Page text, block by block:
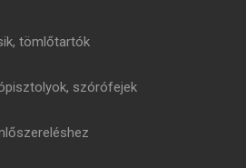
tömlőtartók
szórófejek